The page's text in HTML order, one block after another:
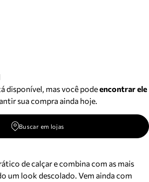
disponível, mas você podeencontrar ele
sua compra ainda hoje.
Buscar em lojas
de calçar e combina com as mais
um look descolado. Vem ainda com